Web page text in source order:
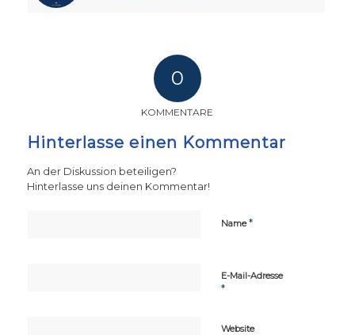
0
KOMMENTARE
Hinterlasse einen Kommentar
An der Diskussion beteiligen?
Hinterlasse uns deinen Kommentar!
Name*
E-Mail-Adresse
*
Website